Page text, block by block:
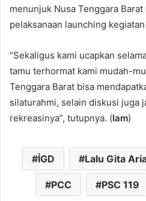
menunjuk Nusa Tenggara
pelaksanaan launching
“Sekaligus kami ucapkan
tamu terhormat kami mudah-
Tenggara Barat bisa
silaturahmi, selain diskusi juga
rekreasinya”, tutupnya. (Iam)
İGD Lalu Gita
PCC PSC 119